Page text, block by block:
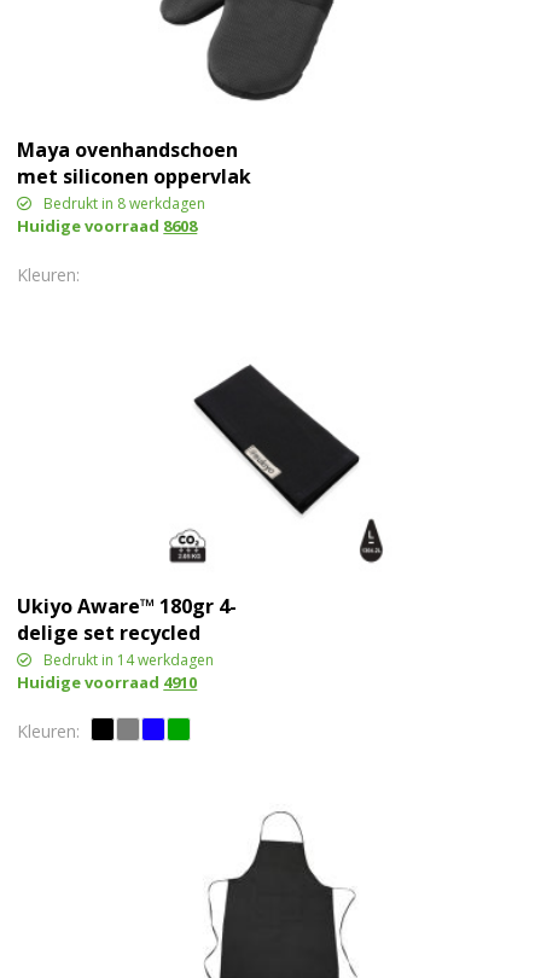
Maya ovenhandschoen
met siliconen oppervlak
Bedrukt in 8 werkdagen
Huidige voorraad 8608
Ukiyo Aware™ 180gr 4-
delige set recycled
katoenen servetten
Bedrukt in 14 werkdagen
Huidige voorraad 4910